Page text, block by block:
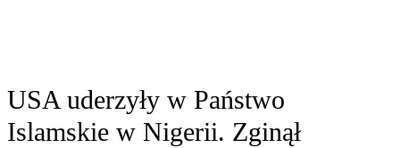
USA uderzyły w Państwo
Islamskie w Nigerii. Zginął